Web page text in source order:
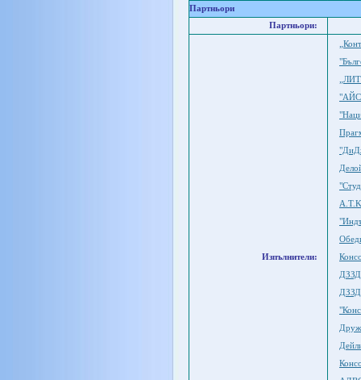
Партньори
Партньори:
Изпълнители:
ДЗЗД